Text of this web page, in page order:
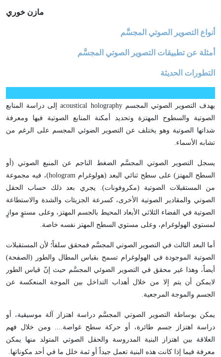
مازن خوري
أنواع التصوير الصوتي المجسَّم
أمثلة عن تطبيقات التصوير الصوتي المجسَّم
التطورات الحديثة
يهدف التصوير الصوتي المجسم acoustical holography إلى دراسة المنابع
الصوتية والسطوح المهتزة وتحديد أمكنة المنابع الصوتية فيها ومعرفة
شداتها الصوتية وهو يختلف عن التصوير الضوئي المجسم على الرغم من
تشابه الأسماء.
يسجل التصوير الصوتي المجسَّم الضغط الناجم عن المنبع الصوتي (أو
السطح المهتز) على سطح ثنائي البعد (هولوغرام hologram)، فيه مجموعة
من المستقبلات الصوتية (مكروفونات). يجري بعد ذلك حساب الحقل
الصوتي والمقادير الصوتية الأخرى، كسرعة الجزيئات والشدة والاستطاعة
الصوتية في الفضاء الثلاثي الأبعاد المحيط بالجسم المهتز، وعلى مستوٍ موازٍ
لمستوي الهولوغرام، وعلى مستوي السطح المهتز نفسه خاصة.
أما البعد الثالث في التصوير الصوتي المجسَّم فمحقق سلفاً؛ لأن المستقبلات
الصوتية الموجودة في الهولوغرام تسمح بقياس المطال والطور (الصفحة)
أيضاً، وهذا غير محقق في التصوير الضوئي المجسَّم حيث إنّ قياس الطور
لايمكن أن يتم إلا من خلال أهداب التداخل بين الموجة المنعكسة عن
الجسم والموجة المرجعية.
يمكن بوساطة التصوير الصوتي المجسَّم دراسة اهتزاز آلة موسيقية، أو
دراسة اهتزاز جسم طائرة، أو حركة سطح غواصة.... ومن خلال فهم
العلاقة بين اهتزاز البنية المدروسة والحقل الصوتي المتولد منها يمكن
معرفة فيما إذا كانت هذه البنية تعمل جيداً أو ثمة خلل ما في أحد مكوناتها.